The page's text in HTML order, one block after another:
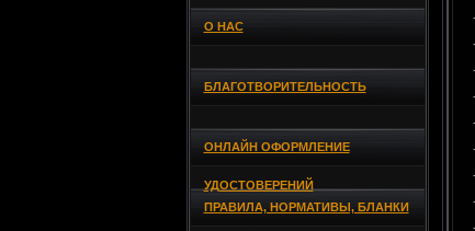
О НАС
БЛАГОТВОРИТЕЛЬНОСТЬ
ОНЛАЙН ОФОРМЛЕНИЕ
УДОСТОВЕРЕНИЙ
ПРАВИЛА, НОРМАТИВЫ, БЛАНКИ